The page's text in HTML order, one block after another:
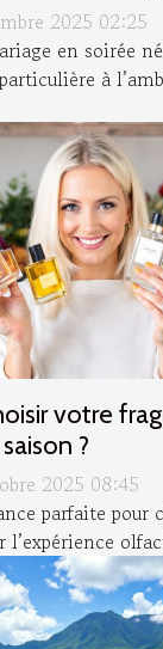
2025 02:25
en soirée
à
votre
?
2025 08:45
parfaite pour